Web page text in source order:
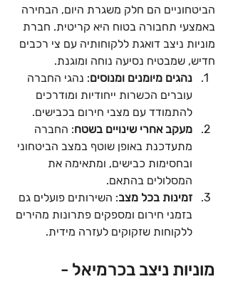
הביטחוניים הם חלק משגרת היום, הבחירה
באמצעי תחבורה בטוח היא קריטית. חברת
מוניות ניצב דואגת ללקוחותיה עם צי רכבים
חדיש, שמבטיח נסיעה נוחה ומוגנת.
נהגים מיומנים ומנוסים: נהגי החברה
עוברים הכשרות ייחודיות ומודרכים
להתמודד עם מצבי חירום בכבישים.
מעקב אחרי שינויים בשטח: החברה
מתעדכנת באופן שוטף במצב הביטחוני
ובחסימות כבישים, ומתאימה את
המסלולים בהתאם.
זמינות בכל מצב: השירותים פועלים גם
בזמני חירום ומספקים פתרונות מהירים
ללקוחות שזקוקים לעזרה מידית.
מוניות ניצב בכרמיאל -